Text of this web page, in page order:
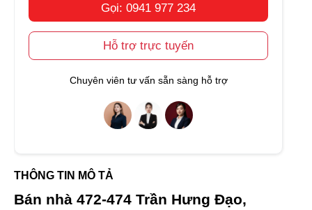
Gọi: 0941 977 234
Hỗ trợ trực tuyến
Chuyên viên tư vấn sẵn sàng hỗ trợ
THÔNG TIN MÔ TẢ
Bán nhà 472-474 Trần Hưng Đạo,